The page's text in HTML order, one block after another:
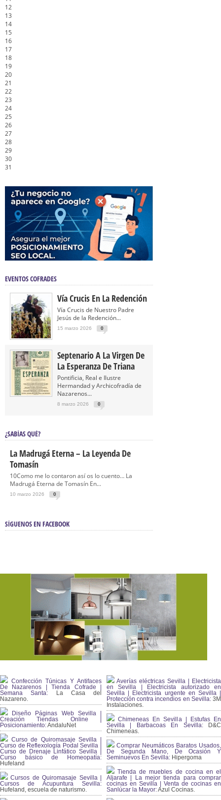
12
13
14
15
16
17
18
19
20
21
22
23
24
25
26
27
28
29
30
31
EVENTOS COFRADES
Vía Crucis En La Redención
Vía Crucis de Nuestro Padre
Jesús de la Redención...
15 marzo 2026 0
Septenario A La Virgen De
La Esperanza De Triana
Pontificia, Real e Ilustre
Hermandad y Archicofradía de
Nazarenos...
8 marzo 2026 0
¿SABÍAS QUÉ?
La Madrugá Eterna – La Leyenda De
Tomasín
10Como me lo contaron así os lo cuento… La
Madrugá Eterna de Tomasín En...
10 marzo 2026 0
SÍGUENOS EN FACEBOOK
Confección Túnicas Y Antifaces
De Nazarenos | Tienda Cofrade |
Semana Santa: La Casa del
Nazareno.
Diseño Páginas Web Sevilla |
Creación Tiendas Online |
Posicionamiento:AndaluNet
Curso de Quiromasaje Sevilla |
Curso de Reflexología Podal Sevilla |
Curso de Drenaje Linfático Sevilla |
Curso básico de Homeopatía:
Hufeland
Cursos de Quiromasaje Sevilla |
Cursos de Acupuntura Sevilla:
Hufeland, escuela de naturismo.
Averías eléctricas Sevilla | Electricista
en Sevilla | Electricista autorizado en
Sevilla | Electricista urgente en Sevilla |
Protección contra incendios en Sevilla:3M
Instalaciones.
Chimeneas En Sevilla | Estufas En
Sevilla | Barbacoas En Sevilla:D&C
Chimeneas.
Comprar Neumáticos Baratos Usados,
De Segunda Mano, De Ocasión Y
Seminuevos En Sevilla: Hipergoma
Tienda de muebles de cocina en el
Aljarafe | La mejor tienda para comprar
cocinas en Sevilla | Venta de cocinas en
Sanlúcar la Mayor:Azul Cocinas.